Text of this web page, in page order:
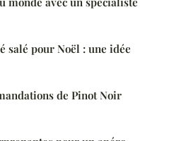
salé pour Noël : une idée
de Pinot Noir